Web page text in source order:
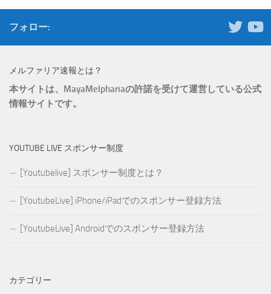
フォロー:
メルファリア速報とは？
本サイトは、MayaMelphariaの許諾を受けて運営している公式
情報サイトです。
YOUTUBE LIVE スポンサー制度
[Youtubelive] スポンサー制度とは？
[YoutubeLive] iPhone/iPadでのスポンサー登録方法
[YoutubeLive] Androidでのスポンサー登録方法
カテゴリー